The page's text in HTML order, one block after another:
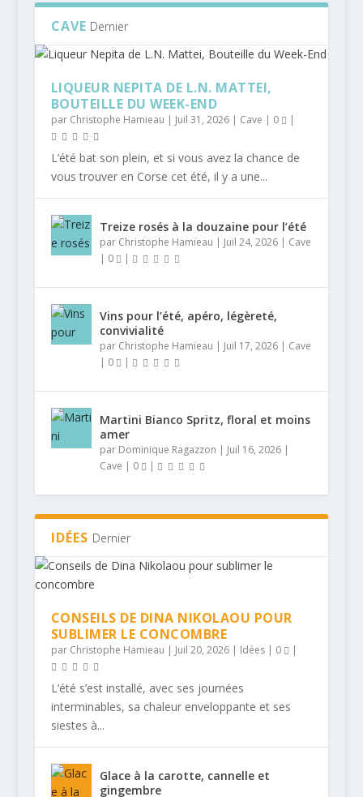
CAVE Dernier
LIQUEUR NEPITA DE L.N. MATTEI,
BOUTEILLE DU WEEK-END
par Christophe Hamieau | Juil 31, 2026| Cave | 0 |
L’été bat son plein, et si vous avez la chance de
vous trouver en Corse cet été, il y a une...
Treize rosés à la douzaine pour l’été
par Christophe Hamieau | Juil 24, 2026| Cave
| 0 |
Vins pour l’été, apéro, légèreté,
convivialité
par Christophe Hamieau | Juil 17, 2026| Cave
| 0 |
Martini Bianco Spritz, floral et moins
amer
par Dominique Ragazzon | Juil 16, 2026|
Cave | 0 |
IDÉES Dernier
CONSEILS DE DINA NIKOLAOU POUR
SUBLIMER LE CONCOMBRE
par Christophe Hamieau | Juil 20, 2026| Idées| 0 |
L’été s’est installé, avec ses journées
interminables, sa chaleur enveloppante et ses
siestes à...
Glace à la carotte, cannelle et
gingembre